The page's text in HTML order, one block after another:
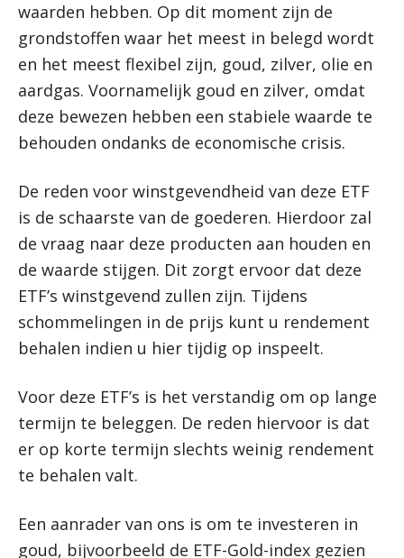
waarden hebben. Op dit moment zijn de
grondstoffen waar het meest in belegd wordt
en het meest flexibel zijn, goud, zilver, olie en
aardgas. Voornamelijk goud en zilver, omdat
deze bewezen hebben een stabiele waarde te
behouden ondanks de economische crisis.
De reden voor winstgevendheid van deze ETF
is de schaarste van de goederen. Hierdoor zal
de vraag naar deze producten aan houden en
de waarde stijgen. Dit zorgt ervoor dat deze
ETF’s winstgevend zullen zijn. Tijdens
schommelingen in de prijs kunt u rendement
behalen indien u hier tijdig op inspeelt.
Voor deze ETF’s is het verstandig om op lange
termijn te beleggen. De reden hiervoor is dat
er op korte termijn slechts weinig rendement
te behalen valt.
Een aanrader van ons is om te investeren in
goud, bijvoorbeeld de ETF-Gold-index gezien